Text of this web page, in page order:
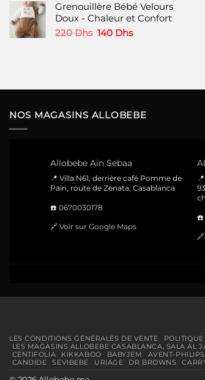
Grenouillère Bébé Velours
Doux - Chaleur et Confort
220Dhs Le
140 DhsLe
NOS MAGASINS ALLOBEBE
Allobebe Ain Sebaa
📍 Villa N61, derrière café Pomme de
Pain, route de Zenata, Casablanca
☎️ 0670030178
🔗 Voir sur Google Maps
☎️
🔗
LES CONDITIONS GÉNÉRALES DE VENTE
LES MAGASINS ALLOBEBE CASABLANCA, SALA AL
CENTIFOLIA
KIKKABOO BABYJEM AVENT-PHILIPS
CANDIDE
SEVIBEBE URIAGE DR BROWNS